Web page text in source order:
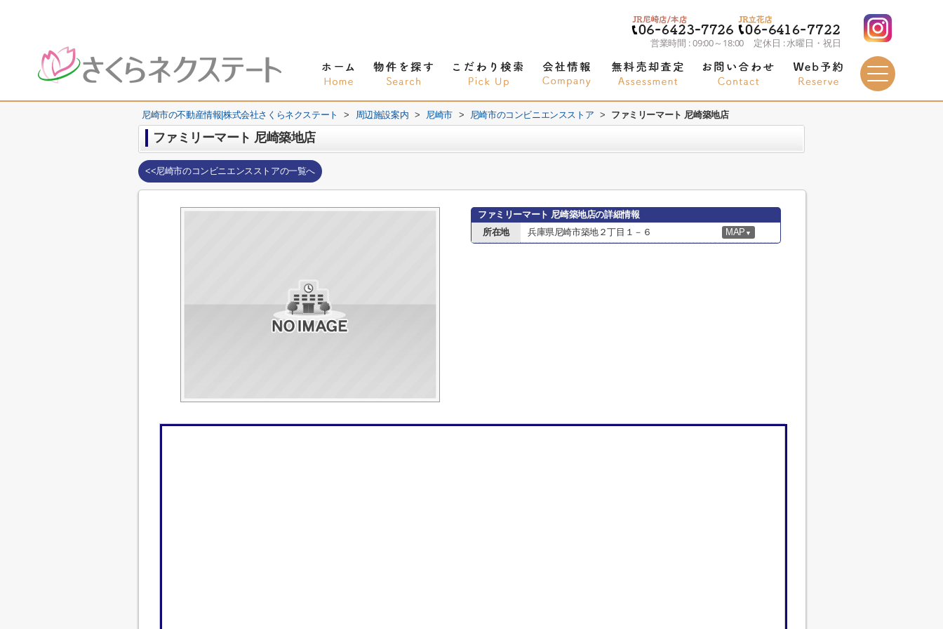
営業時間 : 09:00～18:00 定休日 : 水曜日・祝日
尼崎市の不動産情報|株式会社さくらネクステート > 周辺施設案内 > 尼崎市 > 尼崎市のコンビニエンスストア > ファミリーマート 尼崎築地店
ファミリーマート 尼崎築地店
<<尼崎市のコンビニエンスストアの一覧へ
ファミリーマート 尼崎築地店の詳細情報
所在地
兵庫県尼崎市築地２丁目１－６ MAP ▼